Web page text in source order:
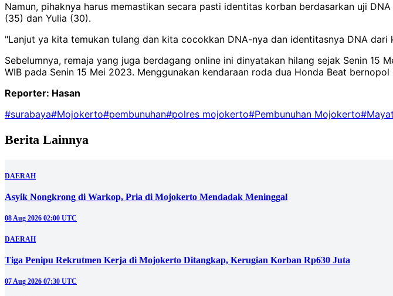
Namun, pihaknya harus memastikan secara pasti identitas korban berdasarkan uji
(35) dan Yulia (30).
"Lanjut ya kita temukan tulang dan kita cocokkan DNA-nya dan identitasnya DNA
Sebelumnya, remaja yang juga berdagang online ini dinyatakan hilang sejak Senin 15
WIB pada Senin 15 Mei 2023. Menggunakan kendaraan roda dua Honda Beat
Reporter: Hasan
#surabaya#Mojokerto#pembunuhan#polres mojokerto#Pembunuhan Mojokerto
Berita Lainnya
DAERAH
Asyik Nongkrong di Warkop, Pria di Mojokerto Mendadak Meninggal
08 Aug 2026 02:00 UTC
DAERAH
Tiga Penipu Rekrutmen Kerja di Mojokerto Ditangkap, Kerugian Korban Rp630 Juta
07 Aug 2026 07:30 UTC